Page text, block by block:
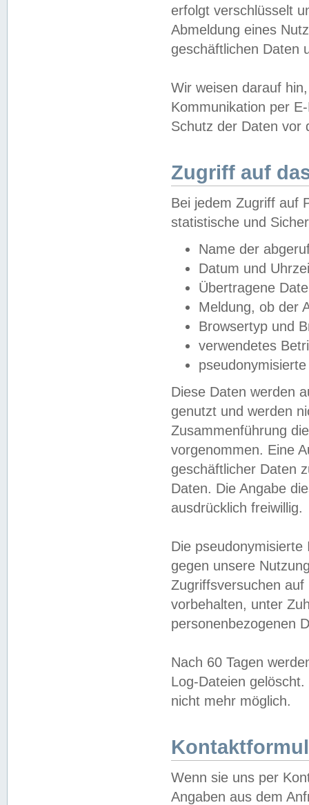
erfolgt verschlüsselt
Abmeldung eines
geschäftlichen Daten
Wir weisen darauf
Kommunikation per
Schutz der Daten vor
Zugriff auf
Bei jedem Zugriff auf
statistische und
Name der
Datum und
Übertragene
Meldung, ob der
Browsertyp und
verwendetes
Diese Daten werden
genutzt und werden
Zusammenführung
vorgenommen. Eine
geschäftlicher Daten
Daten. Die Angabe
ausdrücklich freiwillig.
Die
gegen unsere
Zugriffsversuchen
vorbehalten, unter
personenbezogenen
Nach 60 Tagen
Log-Dateien
nicht mehr möglich.
Wenn sie uns per
Angaben aus dem